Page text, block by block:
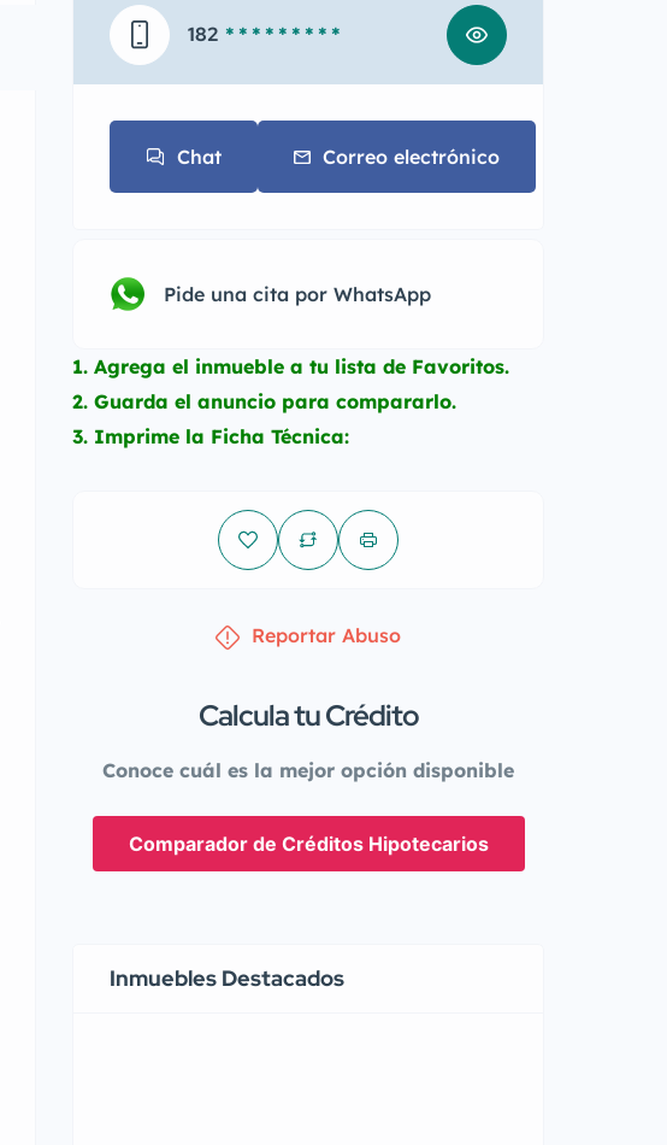
182 * * * * * * * * *
Chat Correo electrónico
Pide una cita por WhatsApp
1. Agrega el inmueble a tu lista de Favoritos.
2. Guarda el anuncio para compararlo.
3. Imprime la Ficha Técnica:
Reportar Abuso
Calcula tu Crédito
Conoce cuál es la mejor opción disponible
Comparador de Créditos Hipotecarios
Inmuebles Destacados